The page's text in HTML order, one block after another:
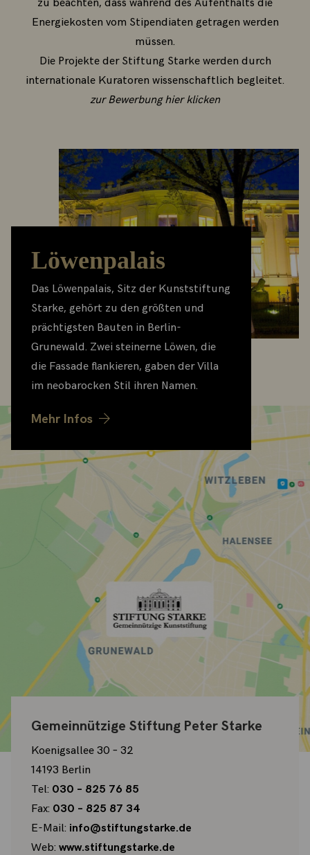
zu beachten, dass während des Aufenthalts die
Energiekosten vom Stipendiaten getragen werden
müssen.
Die Projekte der Stiftung Starke werden durch
internationale Kuratoren wissenschaftlich begleitet.
zur Bewerbung hier klicken
Löwenpalais
Das Löwenpalais, Sitz der Kunststiftung
Starke, gehört zu den größten und
prächtigsten Bauten in Berlin-
Grunewald. Zwei steinerne Löwen, die
die Fassade flankieren, gaben der Villa
im neobarocken Stil ihren Namen.
Mehr Infos
Gemeinnützige Stiftung Peter Starke
Koenigsallee 30 – 32
14193 Berlin
Tel: 030 – 825 76 85
Fax: 030 – 825 87 34
E-Mail: info@stiftungstarke.de
Web:www.stiftungstarke.de